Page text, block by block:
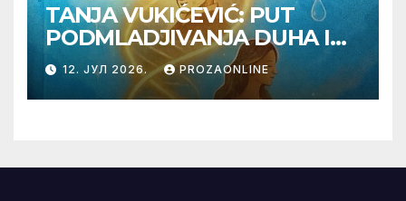
TANJA VUKIĆEVIĆ: PUT
PODMLADJIVANJA DUHA I
TELA SA TESLOM
12. ЈУЛ 2026. PROZAONLINE